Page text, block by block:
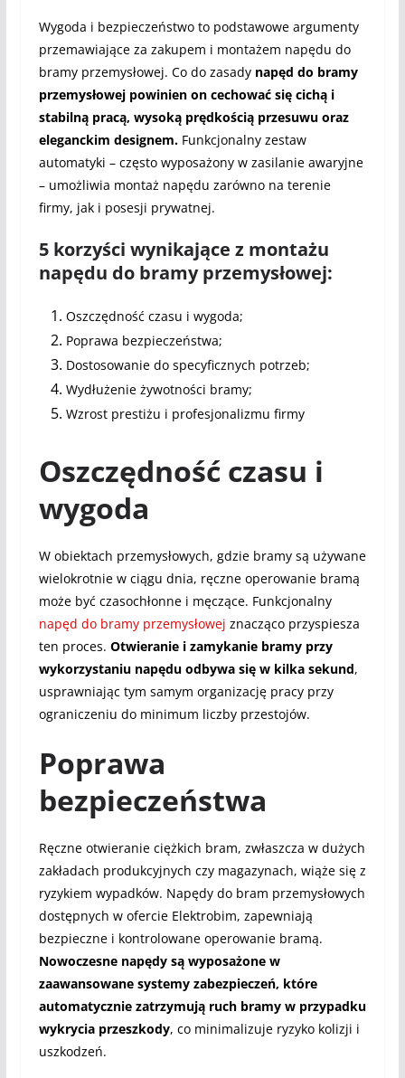
Wygoda i bezpieczeństwo to podstawowe argumenty
przemawiające za zakupem i montażem napędu do
bramy przemysłowej. Co do zasady napęd do bramy
przemysłowej powinien on cechować się cichą i
stabilną pracą, wysoką prędkością przesuwu oraz
eleganckim designem.Funkcjonalny zestaw
automatyki – często wyposażony w zasilanie awaryjne
– umożliwia montaż napędu zarówno na terenie
firmy, jak i posesji prywatnej.
5 korzyści wynikające z montażu
napędu do bramy przemysłowej:
Oszczędność czasu i wygoda;
Poprawa bezpieczeństwa;
Dostosowanie do specyficznych potrzeb;
Wydłużenie żywotności bramy;
Wzrost prestiżu i profesjonalizmu firmy
Oszczędność czasu i
wygoda
W obiektach przemysłowych, gdzie bramy są używane
wielokrotnie w ciągu dnia, ręczne operowanie bramą
może być czasochłonne i męczące. Funkcjonalny
napęd do bramy przemysłowej znacząco przyspiesza
ten proces. Otwieranie i zamykanie bramy przy
wykorzystaniu napędu odbywa się w kilka sekund,
usprawniając tym samym organizację pracy przy
ograniczeniu do minimum liczby przestojów.
Poprawa
bezpieczeństwa
Ręczne otwieranie ciężkich bram, zwłaszcza w dużych
zakładach produkcyjnych czy magazynach, wiąże się z
ryzykiem wypadków. Napędy do bram przemysłowych
dostępnych w ofercie Elektrobim, zapewniają
bezpieczne i kontrolowane operowanie bramą.
Nowoczesne napędy są wyposażone w
zaawansowane systemy zabezpieczeń, które
automatycznie zatrzymują ruch bramy w przypadku
wykrycia przeszkody, co minimalizuje ryzyko kolizji i
uszkodzeń.